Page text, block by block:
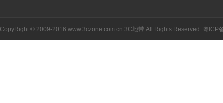
CopyRight © 2009-2016 www.3czone.com.cn 3C地带 All Rights Reserved. 粤ICP